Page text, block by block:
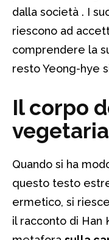
dalla società . I
riescono ad
comprendere la
resto Yeong-hye
Il corpo
Quando si ha
questo testo
ermetico, si
il racconto di Han